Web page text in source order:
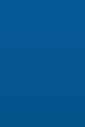
Донеччину